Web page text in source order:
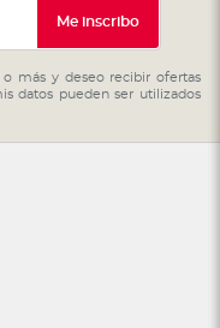
Me inscribo
más y deseo recibir ofertas
datos pueden ser utilizados